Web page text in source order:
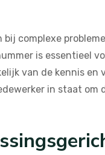
complexe
is essentieel
van de kennis en
in staat